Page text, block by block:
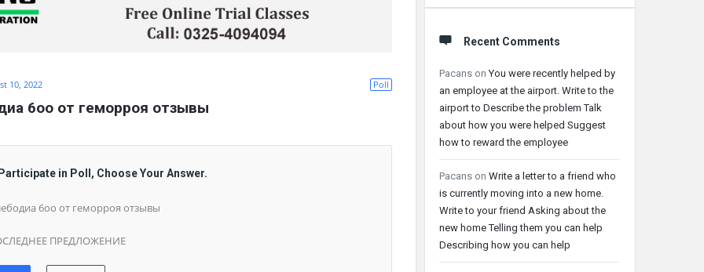
Poll
10, 2022
6оо от геморроя отзывы
in Poll, Choose Your Answer.
6оо от геморроя отзывы
ПРЕДЛОЖЕНИЕ
Recent Comments
Pacans onYou were recently helped by
an employee at the airport. Write to the
airport to Describe the problem Talk
about how you were helped Suggest
how to reward the employee
Pacans on Write a letter to a friend who
is currently moving into a new home.
Write to your friend Asking about the
new home Telling them you can help
Describing how you can help